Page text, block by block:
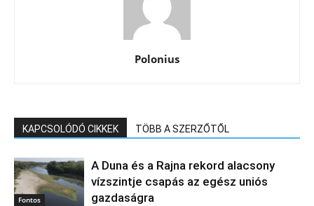
Polonius
KAPCSOLÓDÓ CIKKEK TÖBB A SZERZŐTŐL
Fontos
A Duna és a Rajna rekord alacsony
vízszintje csapás az egész uniós
gazdaságra